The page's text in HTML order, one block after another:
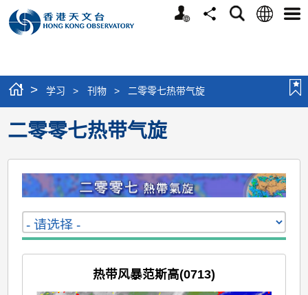
个
分
搜
语
选
> 学习 > 刊物 > 二零零七热带气旋
二零零七热带气旋
热带风暴范斯高(0713)